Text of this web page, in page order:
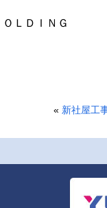
ブロー成
ＯＬＤＩＮＧ
« 新社屋工